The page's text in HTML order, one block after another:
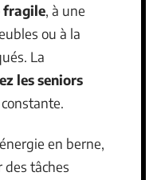
fragile, à une
ou à la
La
les seniors
en berne,
tâches